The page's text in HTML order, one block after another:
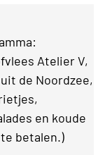
Atelier V,
de Noordzee,
en koude
betalen.)